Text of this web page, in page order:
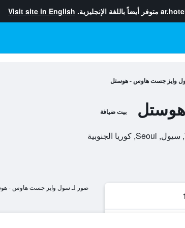
متوفر أيضاً باللغة الإنجليزية. Visit site in English
وايز جست هاوس - هوستل
بيت ضيافة
صور لـ سول وايز جست هاوس -